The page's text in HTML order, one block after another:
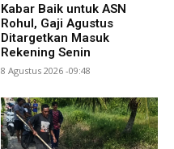
Kabar Baik untuk ASN
Rohul, Gaji Agustus
Ditargetkan Masuk
Rekening Senin
8 Agustus 2026 -09:48